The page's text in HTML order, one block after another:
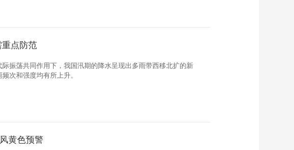
重点防范
振荡共同作用下，我国汛期的降水呈现出多雨带西移北扩的新
次和强度均有所上升。
黄色预警